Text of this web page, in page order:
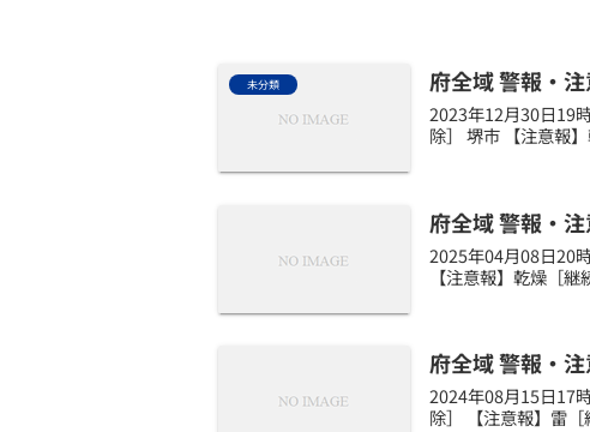
未分類 府全域 警報・
2023年12月30日19
除］ 堺市 【注意報
府全域 警報・
2025年04月08日20
【注意報】乾燥［
府全域 警報・
2024年08月15日17
除］ 【注意報】雷